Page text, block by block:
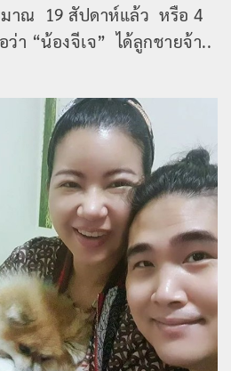
มาณ 19 สัปดาห์แล้ว หรือ 4
า “น้องจีเจ” ได้ลูกชายจ้า..